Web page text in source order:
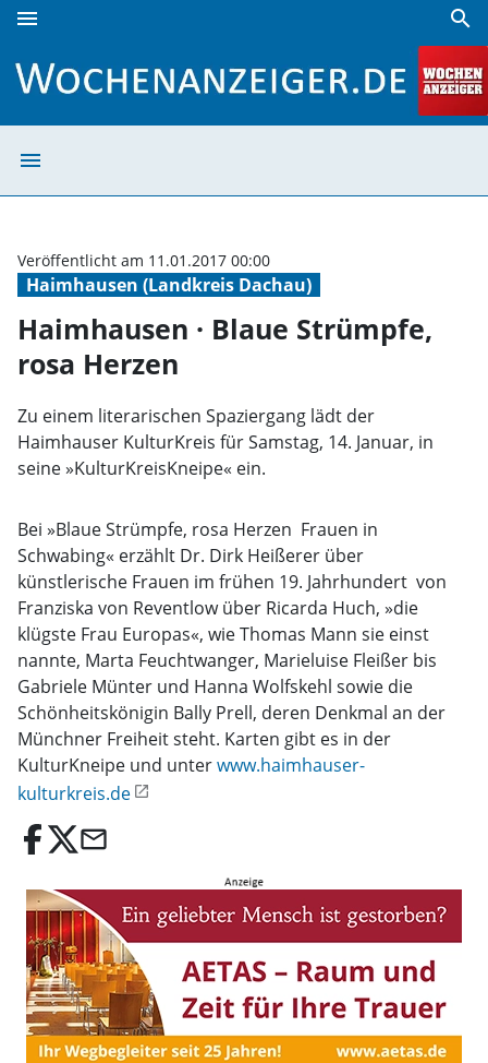
menu search
menu
Haimhausen (Landkreis Dachau)
Veröffentlicht am 11.01.2017 00:00
Haimhausen · Blaue Strümpfe,
rosa Herzen
Zu einem literarischen Spaziergang lädt der
Haimhauser KulturKreis für Samstag, 14. Januar, in
seine »KulturKreisKneipe« ein.
Bei »Blaue Strümpfe, rosa Herzen  Frauen in
Schwabing« erzählt Dr. Dirk Heißerer über
künstlerische Frauen im frühen 19. Jahrhundert  von
Franziska von Reventlow über Ricarda Huch, »die
klügste Frau Europas«, wie Thomas Mann sie einst
nannte, Marta Feuchtwanger, Marieluise Fleißer bis
Gabriele Münter und Hanna Wolfskehl sowie die
Schönheitskönigin Bally Prell, deren Denkmal an der
Münchner Freiheit steht. Karten gibt es in der
KulturKneipe und unterwww.haimhauser-
kulturkreis.de
email